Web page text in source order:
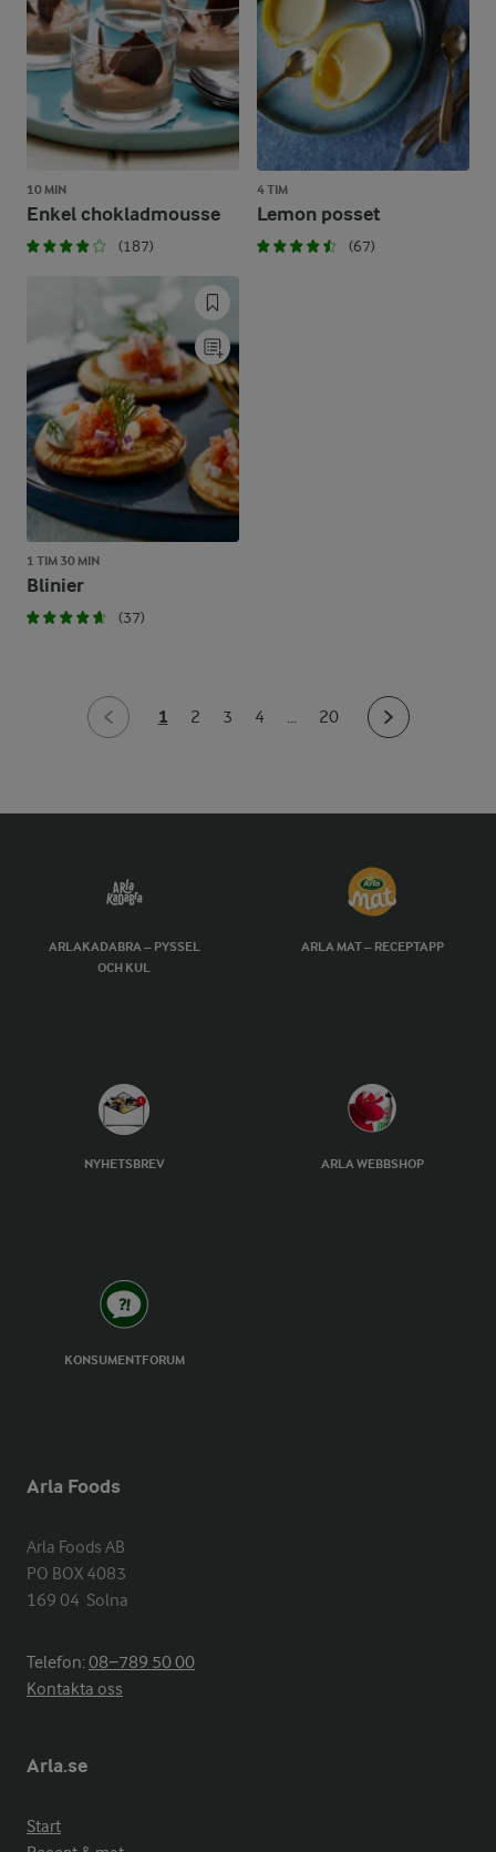
10 MIN
Enkel chokladmousse
(187)
4 TIM
Lemon posset
(67)
1 TIM 30 MIN
Blinier
(37)
1 2 3 4 ... 20
ARLAKADABRA – PYSSEL
OCH KUL
ARLA MAT – RECEPTAPP
NYHETSBREV ARLA WEBBSHOP
KONSUMENTFORUM
Arla Foods
Arla Foods AB
PO BOX 4083
169 04  Solna
Telefon:08−789 50 00
Kontakta oss
Arla.se
Start